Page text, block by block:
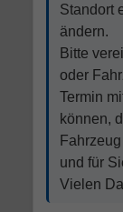
Standort
ändern.
Bitte
oder
Termin
können,
und für
Vielen